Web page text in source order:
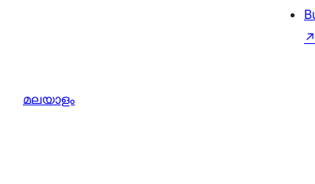
↗
മലയാളം